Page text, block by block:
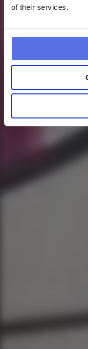
of their services.